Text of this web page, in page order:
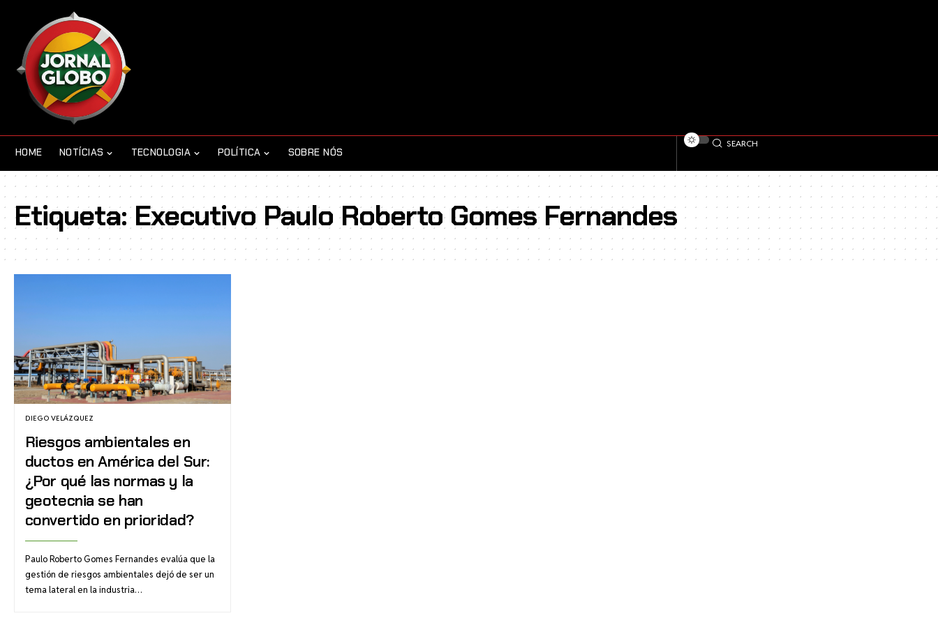
HOME NOTÍCIAS TECNOLOGIA POLÍTICA SOBRE NÓS
SEARCH
Etiqueta:Executivo Paulo Roberto Gomes Fernandes
DIEGO VELÁZQUEZ
Riesgos ambientales en
ductos en América del Sur:
¿Por qué las normas y la
geotecnia se han
convertido en prioridad?
Paulo Roberto Gomes Fernandes evalúa que la
gestión de riesgos ambientales dejó de ser un
tema lateral en la industria…